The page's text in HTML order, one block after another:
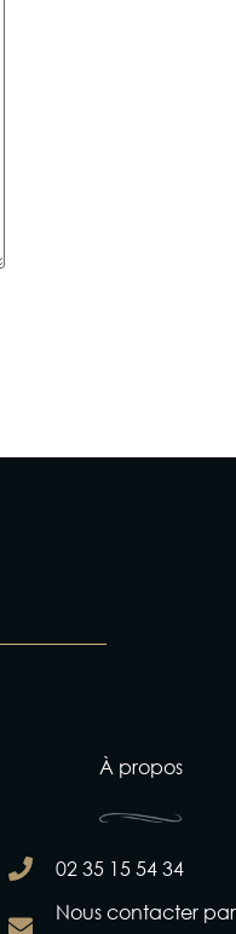
À propos
02 35 15 54 34
Nous contacter par